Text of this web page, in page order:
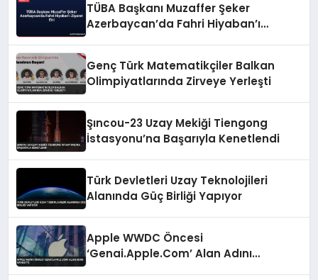
TÜBA Başkanı Muzaffer Şeker
Azerbaycan’da Fahri Hiyaban’ı
Genç Türk Matematikçiler Balkan
Olimpiyatlarında Zirveye Yerleşti
Şıncou-23 Uzay Mekiği Tiengong
İstasyonu’na Başarıyla Kenetlendi
Türk Devletleri Uzay Teknolojileri
Alanında Güç Birliği Yapıyor
Apple WWDC Öncesi
‘Genai.Apple.Com’ Alan Adını